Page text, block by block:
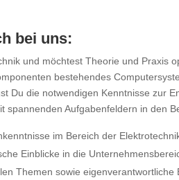
bei uns:
und möchtest Theorie und Praxis
bestehendes
Du die notwendigen Kenntnisse zur
spannenden Aufgabenfeldern in den
im Bereich der
Einblicke in die
Themen sowie eigenverantwortliche